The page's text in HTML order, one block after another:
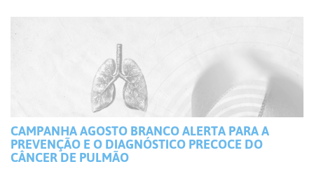
CAMPANHA AGOSTO BRANCO ALERTA PARA A
PREVENÇÃO E O DIAGNÓSTICO PRECOCE DO
CÂNCER DE PULMÃO